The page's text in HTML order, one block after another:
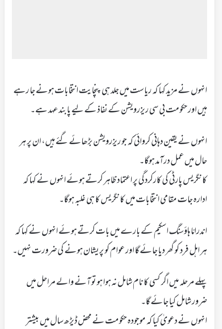
انہوں نے مزید کہا کہ ریاست میں جلد ہی پنچایت انتخابات ہونے جا رہے
ہیں اور حکومت بی سی ریزرویشن کے نفاذ کے لیے پابند عہد ہے۔
انہوں نے یقین دہانی کروائی کہ جو ریزرویشن بڑھائے گئے ہیں، ان پر ہر
حال میں عمل درآمد ہوگا۔
کانگریس پارٹی کی کارکردگی پر اعتماد ظاہر کرتے ہوئے انہوں نے کہا کہ
ادارہ جات مقامی انتخابات میں کانگریس کا ہی غلبہ ہوگا۔
اندرامّا ہاؤسنگ اسکیم کے بارے میں بات کرتے ہوئے انہوں نے کہا کہ
ہر اہل فرد کو گھر دیا جائے گا اور عوام کو پریشان ہونے کی ضرورت نہیں۔
پہلے مرحلہ میں اگر کسی کا نام شامل نہ ہوا ہو تو آنے والے مراحل میں
ضرور شامل کیا جائے گا۔
انہوں نے دعویٰ کیا کہ موجودہ حکومت نے محض ڈیڑھ سال میں بیشتر